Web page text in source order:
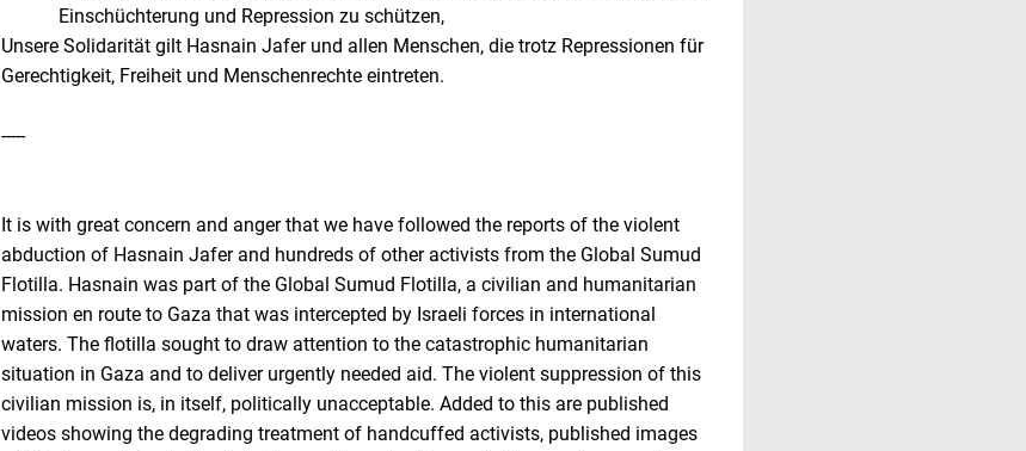
Einschüchterung und Repression zu schützen,
Unsere Solidarität gilt Hasnain Jafer und allen Menschen, die trotz Repressionen für
Gerechtigkeit, Freiheit und Menschenrechte eintreten.
-----
It is with great concern and anger that we have followed the reports of the violent
abduction of Hasnain Jafer and hundreds of other activists from the Global Sumud
Flotilla. Hasnain was part of the Global Sumud Flotilla, a civilian and humanitarian
mission en route to Gaza that was intercepted by Israeli forces in international
waters. The flotilla sought to draw attention to the catastrophic humanitarian
situation in Gaza and to deliver urgently needed aid. The violent suppression of this
civilian mission is, in itself, politically unacceptable. Added to this are published
videos showing the degrading treatment of handcuffed activists, published images